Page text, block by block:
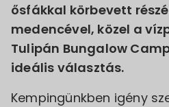
ősfákkal körbevett
medencével, közel a
Tulipán Bungalow
ideális választás.
Kempingünkben igény